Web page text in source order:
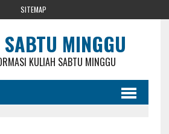
SITEMAP
MINGGU
KULIAH SABTU MINGGU